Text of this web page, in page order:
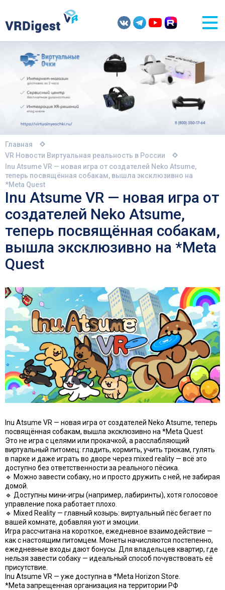
Главная
VR Новости Виртуальная реальность в России
Inu Atsume VR — новая игра от создателей Neko Atsume,
теперь посвящённая собакам, вышла эксклюзивно на
*Meta Quest
Inu Atsume VR — новая игра от
создателей Neko Atsume,
теперь посвящённая собакам,
вышла эксклюзивно на *Meta
Quest
Inu Atsume VR — новая игра от создателей Neko Atsume, теперь
посвящённая собакам, вышла эксклюзивно на *Meta Quest
Это не игра с целями или прокачкой, а расслабляющий
виртуальный питомец: гладить, кормить, учить трюкам, гулять
в парке и даже играть во дворе через mixed reality — всё это
доступно без ответственности за реального пёсика.
🔹 Можно завести собаку, но и просто дружить с ней, не забирая
домой.
🔹 Доступны мини-игры (например, лабиринты), хотя голосовое
управление пока работает плохо.
🔹 Mixed Reality — главный козырь: виртуальный пёс бегает по
вашей комнате, добавляя уют и эмоции.
Игра рассчитана на короткое, ежедневное взаимодействие —
как с настоящим питомцем. Монеты начисляются постепенно,
ежедневные входы дают бонусы. Для владельцев квартир, где
нельзя завести собаку — идеальный способ почувствовать её
присутствие.
Inu Atsume VR — уже доступна в *Meta Horizon Store.
*Meta запрещенная организация на территории РФ